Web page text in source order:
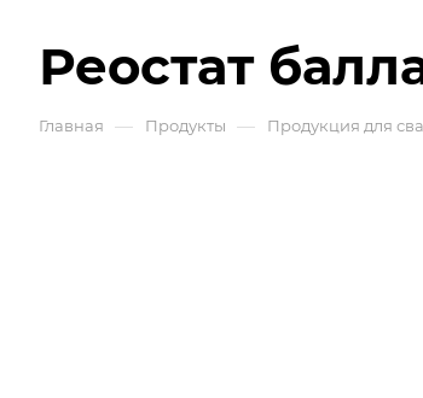
Реостат
Главная — Продукты — Продукция для